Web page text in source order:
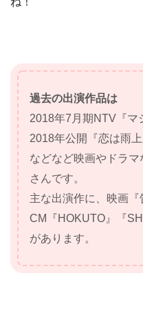
過去の出演作品は
2018年7月期NTV『マ
2018年公開『恋は雨上
などなど映画やドラ
さんです。
主な出演作に、映画『
CM『HOKUTO』『
があります。